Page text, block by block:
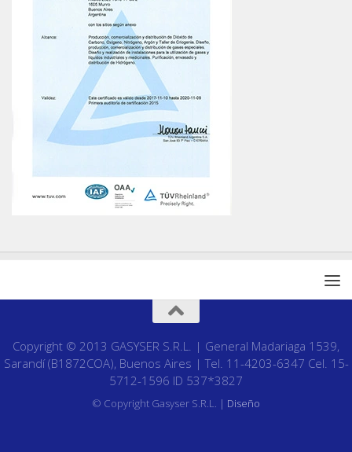
Copyright © 2013 GASYSER S.R.L. | General Madariaga 1539,
Sarandí (B1872COA), Buenos Aires | Tel. 11-4203-6347 Cel. 15-
5712-1596 ID 537*3827
© Copyright Gasyser S.R.L. | Diseño